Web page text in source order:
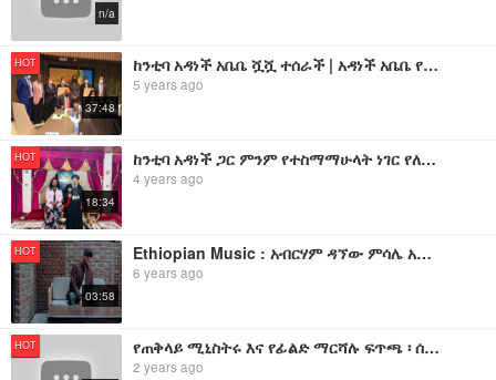
n/a
HOT
37:48
ከንቲባ አዳነች አቤቤ ሿሿ ተሰራች | አዳነች አቤቤ የተፈራረመችው አጭበርባሪ ድርጅት ገመና እና የማጭበርበሪያ ስልት
5 years ago
HOT
18:34
ከንቲባ አዳነች ጋር ምንም የተስማማሁላት ነገር የለም ! - ቅዱስ ፓትርያርኩ ( ከንቲባ አዳነች ቅዱስ ሲኖዶስ እያለ ለምን ሌላ ኮሚቴ እንዲቋቋም ቅዱስ ፓትርያ
4 years ago
HOT
03:58
Ethiopian Music : አብርሃም ዳኘው ምሳሌ አብርሃም (ታምኖብሻል) - New Ethiopian Music 2019(Official Video)
6 years ago
HOT የጠቅላይ ሚኒስትሩ እና የፊልድ ማርሻሉ ፍጥጫ ፡ ሰዶም የተፈፀመባቸው የመከላከያ ታጋቾች
2 years ago